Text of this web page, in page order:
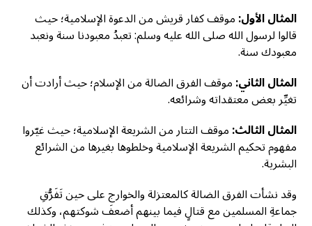
المثال الأول:موقف كفار قريش من الدعوة الإسلامية؛ حيث
قالوا لرسول الله صلى الله عليه وسلم: تعبدُ معبودنا سنة ونعبد
معبودك سنة.
المثال الثاني:موقف الفرق الضالة من الإسلام؛ حيث أرادت أن
تغيِّر بعض معتقداته وشرائعه.
المثال الثالث:موقف التتار من الشريعة الإسلامية؛ حيث غيّروا
مفهوم تحكيم الشريعة الإسلامية وخلطوها بغيرها من الشرائع
البشرية.
وقد نشأت الفرق الضالة كالمعتزلة والخوارج على حين تَفَرُّقِ
جماعةِ المسلمين مع قتالٍ فيما بينهم أضعفَ شوكتهم، وكذلك